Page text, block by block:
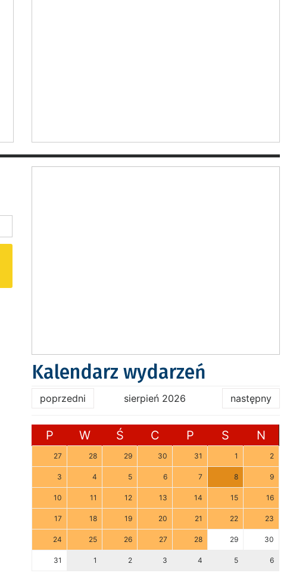
Kalendarz wydarzeń
poprzedni sierpień 2026 następny
P W Ś C P S N
27 28 29 30 31 1 2
3 4 5 6 7 8 9
10 11 12 13 14 15 16
17 18 19 20 21 22 23
24 25 26 27 28 29 30
31 1 2 3 4 5 6